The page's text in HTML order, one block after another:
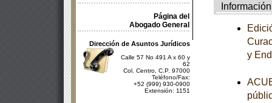
Página del
Abogado General
Dirección de Asuntos Jurídicos
Calle 57 No 491 A x 60 y
62
Col. Centro, C.P. 97000
Teléfono/Fax:
+52 (999) 930-0900
Extensión: 1151
Información
y